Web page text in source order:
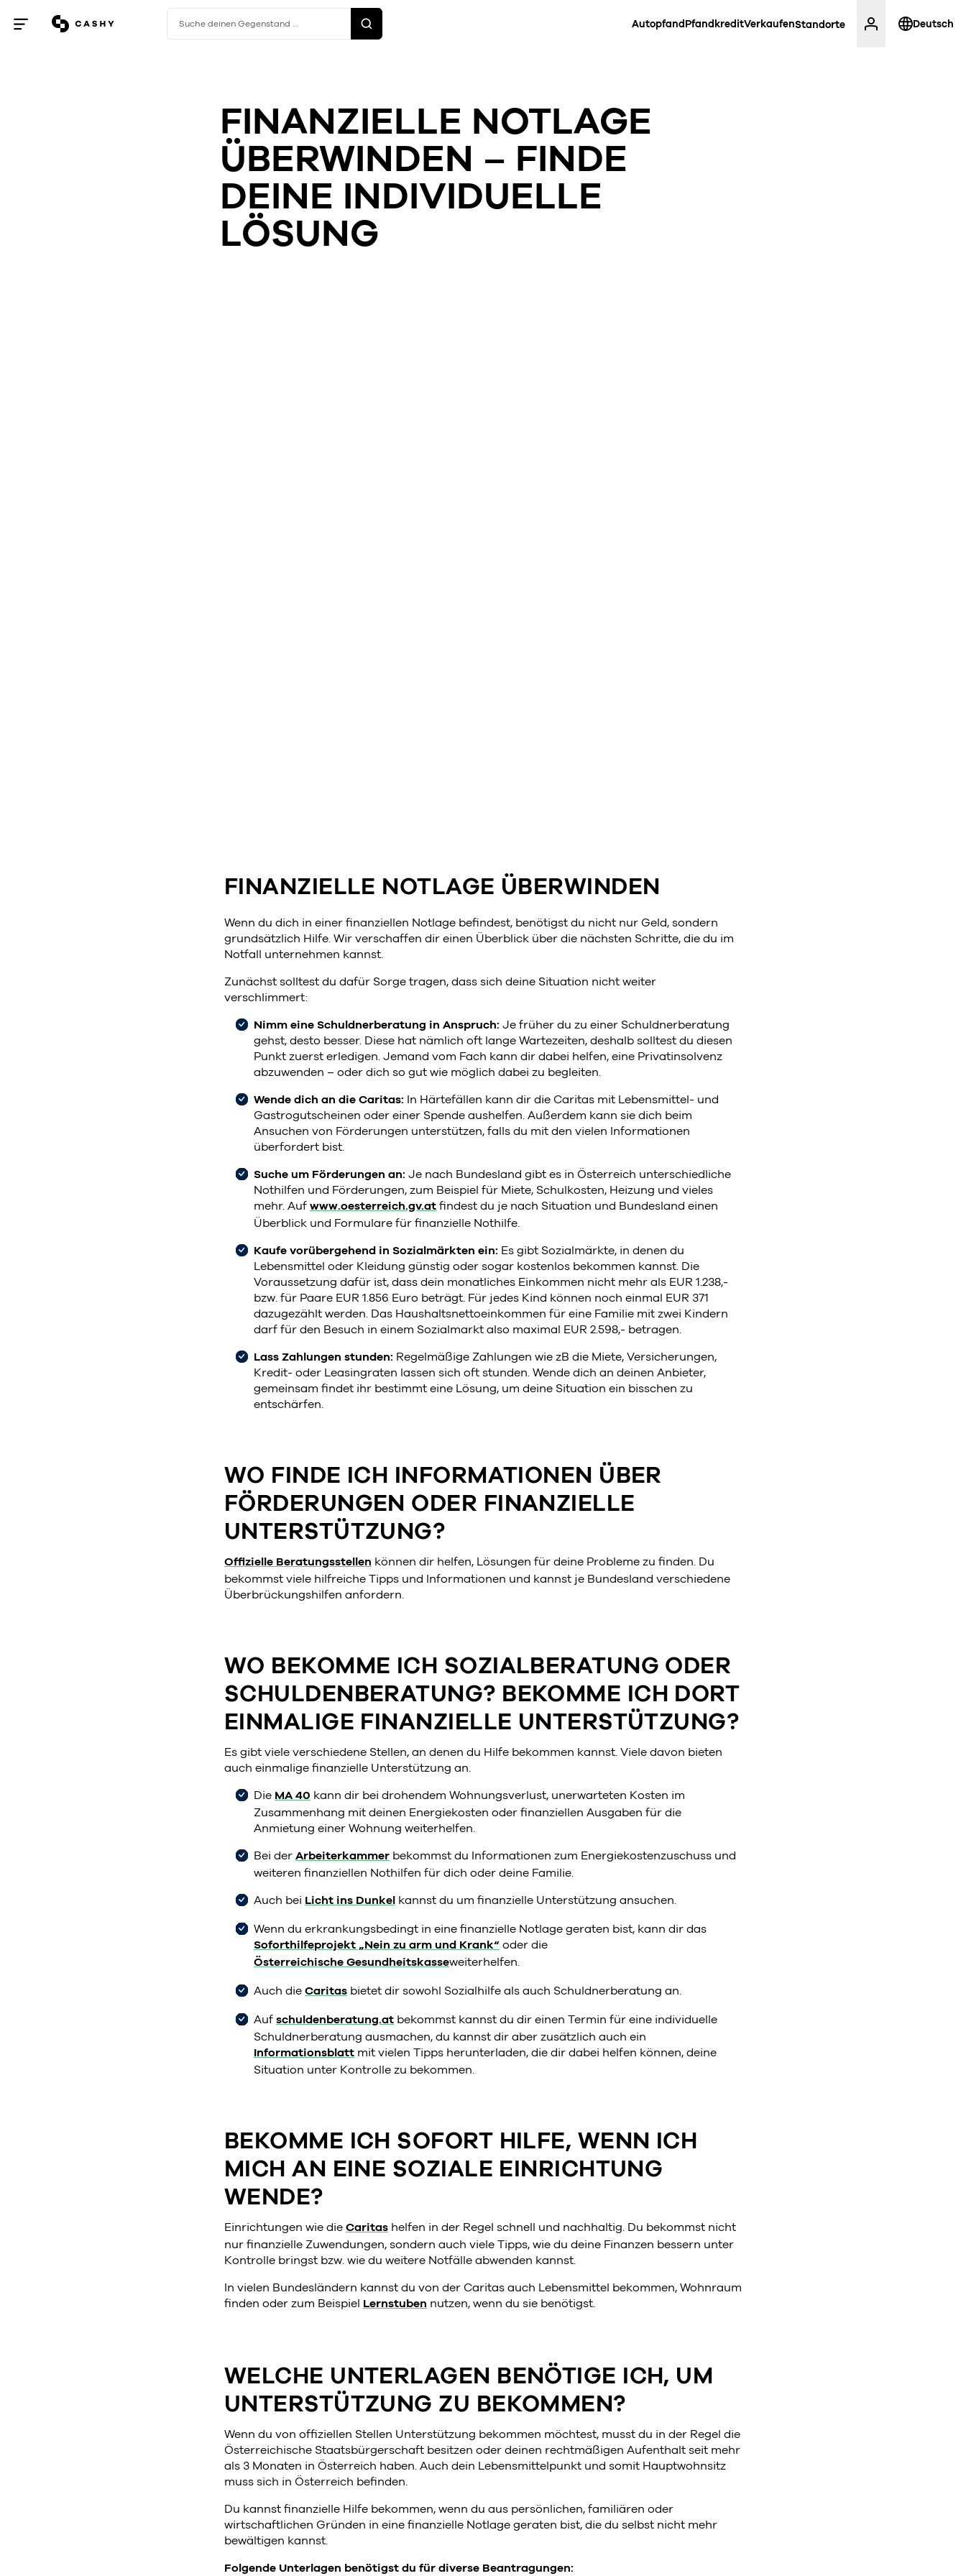
Menü
Suche deinen Gegenstand … AutopfandPfandkreditVerkaufenStandorte Deutsch
FINANZIELLE NOTLAGE
ÜBERWINDEN – FINDE
DEINE INDIVIDUELLE
LÖSUNG
FINANZIELLE NOTLAGE ÜBERWINDEN
Wenn du dich in einer finanziellen Notlage befindest, benötigst du nicht nur Geld, sondern
grundsätzlich Hilfe. Wir verschaffen dir einen Überblick über die nächsten Schritte, die du im
Notfall unternehmen kannst.
Zunächst solltest du dafür Sorge tragen, dass sich deine Situation nicht weiter
verschlimmert:
Nimm eine Schuldnerberatung in Anspruch: Je früher du zu einer Schuldnerberatung
gehst, desto besser. Diese hat nämlich oft lange Wartezeiten, deshalb solltest du diesen
Punkt zuerst erledigen. Jemand vom Fach kann dir dabei helfen, eine Privatinsolvenz
abzuwenden – oder dich so gut wie möglich dabei zu begleiten.
Wende dich an die Caritas: In Härtefällen kann dir die Caritas mit Lebensmittel- und
Gastrogutscheinen oder einer Spende aushelfen. Außerdem kann sie dich beim
Ansuchen von Förderungen unterstützen, falls du mit den vielen Informationen
überfordert bist.
Suche um Förderungen an: Je nach Bundesland gibt es in Österreich unterschiedliche
Nothilfen und Förderungen, zum Beispiel für Miete, Schulkosten, Heizung und vieles
mehr. Auf www.oesterreich.gv.at findest du je nach Situation und Bundesland einen
Überblick und Formulare für finanzielle Nothilfe.
Kaufe vorübergehend in Sozialmärkten ein: Es gibt Sozialmärkte, in denen du
Lebensmittel oder Kleidung günstig oder sogar kostenlos bekommen kannst. Die
Voraussetzung dafür ist, dass dein monatliches Einkommen nicht mehr als EUR 1.238,-
bzw. für Paare EUR 1.856 Euro beträgt. Für jedes Kind können noch einmal EUR 371
dazugezählt werden. Das Haushaltsnettoeinkommen für eine Familie mit zwei Kindern
darf für den Besuch in einem Sozialmarkt also maximal EUR 2.598,- betragen.
Lass Zahlungen stunden: Regelmäßige Zahlungen wie zB die Miete, Versicherungen,
Kredit- oder Leasingraten lassen sich oft stunden. Wende dich an deinen Anbieter,
gemeinsam findet ihr bestimmt eine Lösung, um deine Situation ein bisschen zu
entschärfen.
WO FINDE ICH INFORMATIONEN ÜBER
FÖRDERUNGEN ODER FINANZIELLE
UNTERSTÜTZUNG?
Offizielle Beratungsstellen können dir helfen, Lösungen für deine Probleme zu finden. Du
bekommst viele hilfreiche Tipps und Informationen und kannst je Bundesland verschiedene
Überbrückungshilfen anfordern.
WO BEKOMME ICH SOZIALBERATUNG ODER
SCHULDENBERATUNG? BEKOMME ICH DORT
EINMALIGE FINANZIELLE UNTERSTÜTZUNG?
Es gibt viele verschiedene Stellen, an denen du Hilfe bekommen kannst. Viele davon bieten
auch einmalige finanzielle Unterstützung an.
Die MA 40 kann dir bei drohendem Wohnungsverlust, unerwarteten Kosten im
Zusammenhang mit deinen Energiekosten oder finanziellen Ausgaben für die
Anmietung einer Wohnung weiterhelfen.
Bei der Arbeiterkammer bekommst du Informationen zum Energiekostenzuschuss und
weiteren finanziellen Nothilfen für dich oder deine Familie.
Auch bei Licht ins Dunkel kannst du um finanzielle Unterstützung ansuchen.
Wenn du erkrankungsbedingt in eine finanzielle Notlage geraten bist, kann dir das
Soforthilfeprojekt „Nein zu arm und Krank“ oder die
Österreichische Gesundheitskasseweiterhelfen.
Auch die Caritas bietet dir sowohl Sozialhilfe als auch Schuldnerberatung an.
Auf schuldenberatung.at bekommst kannst du dir einen Termin für eine individuelle
Schuldnerberatung ausmachen, du kannst dir aber zusätzlich auch ein
Informationsblatt mit vielen Tipps herunterladen, die dir dabei helfen können, deine
Situation unter Kontrolle zu bekommen.
BEKOMME ICH SOFORT HILFE, WENN ICH
MICH AN EINE SOZIALE EINRICHTUNG
WENDE?
Einrichtungen wie die Caritas helfen in der Regel schnell und nachhaltig. Du bekommst nicht
nur finanzielle Zuwendungen, sondern auch viele Tipps, wie du deine Finanzen bessern unter
Kontrolle bringst bzw. wie du weitere Notfälle abwenden kannst.
In vielen Bundesländern kannst du von der Caritas auch Lebensmittel bekommen, Wohnraum
finden oder zum Beispiel Lernstuben nutzen, wenn du sie benötigst.
WELCHE UNTERLAGEN BENÖTIGE ICH, UM
UNTERSTÜTZUNG ZU BEKOMMEN?
Wenn du von offiziellen Stellen Unterstützung bekommen möchtest, musst du in der Regel die
Österreichische Staatsbürgerschaft besitzen oder deinen rechtmäßigen Aufenthalt seit mehr
als 3 Monaten in Österreich haben. Auch dein Lebensmittelpunkt und somit Hauptwohnsitz
muss sich in Österreich befinden.
Du kannst finanzielle Hilfe bekommen, wenn du aus persönlichen, familiären oder
wirtschaftlichen Gründen in eine finanzielle Notlage geraten bist, die du selbst nicht mehr
bewältigen kannst.
Folgende Unterlagen benötigst du für diverse Beantragungen: